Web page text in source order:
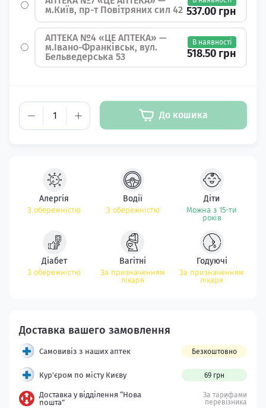
м.Київ, пр-т Повітряних сил 42 537.00 грн
АПТЕКА №4 «ЦЕ АПТЕКА» —
м.Івано-Франківськ, вул.
Бельведерська 53
В наявності
518.50 грн
До кошика
Алергія
З обережністю
Водії
З обережністю
Діти
Можна з 15-ти
років
Діабет
З обережністю
Вагітні
За призначенням
лікаря
Годуючі
За призначенням
лікаря
Самовивіз з наших аптек Безкоштовно
Кур’єром по місту Києву 69 грн
Доставка у відділення “Нова
пошта”
За тарифами
перевізника